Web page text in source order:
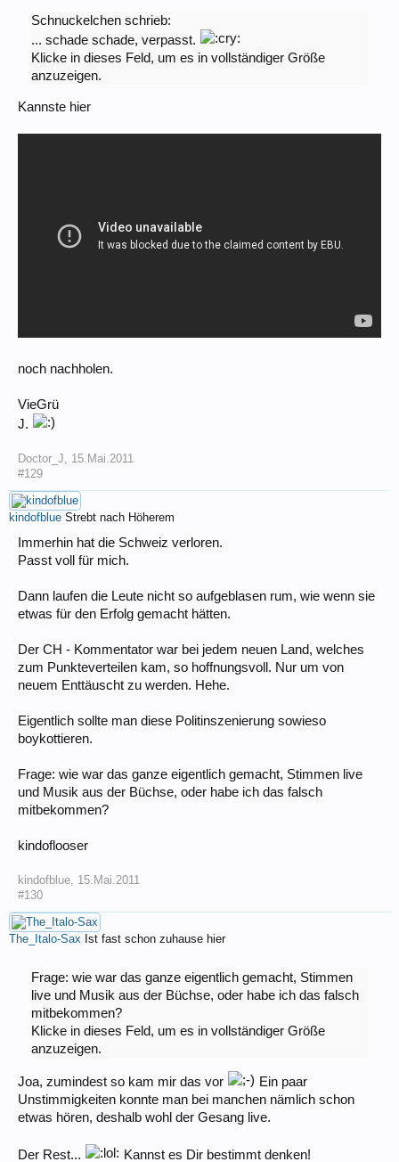
Schnuckelchen schrieb:
... schade schade, verpasst.
Klicke in dieses Feld, um es in vollständiger Größe
anzuzeigen.
Kannste hier
noch nachholen.
VieGrü
J.
Doctor_J, 15.Mai.2011
#129
kindofblue Strebt nach Höherem
Immerhin hat die Schweiz verloren.
Passt voll für mich.
Dann laufen die Leute nicht so aufgeblasen rum, wie wenn sie
etwas für den Erfolg gemacht hätten.
Der CH - Kommentator war bei jedem neuen Land, welches
zum Punkteverteilen kam, so hoffnungsvoll. Nur um von
neuem Enttäuscht zu werden. Hehe.
Eigentlich sollte man diese Politinszenierung sowieso
boykottieren.
Frage: wie war das ganze eigentlich gemacht, Stimmen live
und Musik aus der Büchse, oder habe ich das falsch
mitbekommen?
kindoflooser
kindofblue, 15.Mai.2011
#130
The_Italo-Sax Ist fast schon zuhause hier
Frage: wie war das ganze eigentlich gemacht, Stimmen
live und Musik aus der Büchse, oder habe ich das falsch
mitbekommen?
Klicke in dieses Feld, um es in vollständiger Größe
anzuzeigen.
Joa, zumindest so kam mir das vor
Ein paar
Unstimmigkeiten konnte man bei manchen nämlich schon
etwas hören, deshalb wohl der Gesang live.
Der Rest...
Kannst es Dir bestimmt denken!